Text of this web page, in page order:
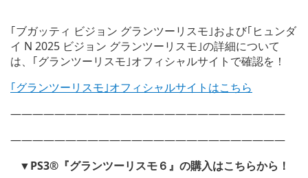
｢ブガッティ ビジョン グランツーリスモ｣および｢ヒュンダ
イ N 2025 ビジョン グランツーリスモ｣の詳細について
は、｢グランツーリスモ｣オフィシャルサイトで確認を！
｢グランツーリスモ｣オフィシャルサイトはこちら
—————————————————————————
—————————————————————————
▼PS3®『グランツーリスモ６』の購入はこちらから！